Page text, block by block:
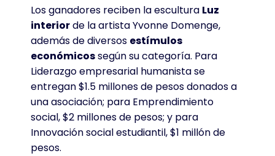
Los ganadores reciben la escultura Luz
interiorde la artista Yvonne Domenge,
además de diversos estímulos
económicossegún su categoría. Para
Liderazgo empresarial humanista se
entregan $1.5 millones de pesos donados a
una asociación; para Emprendimiento
social, $2 millones de pesos; y para
Innovación social estudiantil, $1 millón de
pesos.